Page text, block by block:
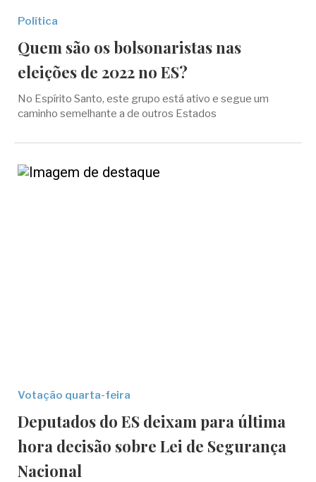
Política
Quem são os bolsonaristas nas
eleições de 2022 no ES?
No Espírito Santo, este grupo está ativo e segue um
caminho semelhante a de outros Estados
Votação quarta-feira
Deputados do ES deixam para última
hora decisão sobre Lei de Segurança
Nacional